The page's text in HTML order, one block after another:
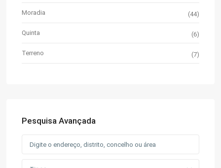
Moradia (44)
Quinta (6)
Terreno (7)
Pesquisa Avançada